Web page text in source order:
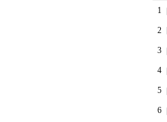
1
2
3
4
5
6